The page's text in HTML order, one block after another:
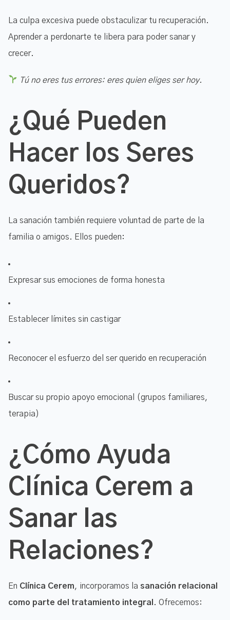
La culpa excesiva puede obstaculizar tu recuperación.
Aprender a perdonarte te libera para poder sanar y
crecer.
Tú no eres tus errores: eres quien eliges ser hoy.
¿Qué Pueden
Hacer los Seres
Queridos?
La sanación también requiere voluntad de parte de la
familia o amigos. Ellos pueden:
Expresar sus emociones de forma honesta
Establecer límites sin castigar
Reconocer el esfuerzo del ser querido en recuperación
Buscar su propio apoyo emocional (grupos familiares,
terapia)
¿Cómo Ayuda
Clínica Cerem a
Sanar las
Relaciones?
En Clínica Cerem, incorporamos la sanación relacional
como parte del tratamiento integral . Ofrecemos: